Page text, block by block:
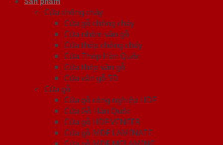
Cửa chống cháy
Cửa gỗ chống cháy
Cửa nhôm vân gỗ
Cửa thép chống cháy
Cửa Thép Hàn Quốc
Cửa thép vân gỗ
Cửa vân gỗ 5D
Cửa gỗ
Cửa gỗ công nghiệp HDF
Cửa Gỗ Hàn Quốc
Cửa gỗ HDF VENEER
Cửa gỗ MDF LAMINATE